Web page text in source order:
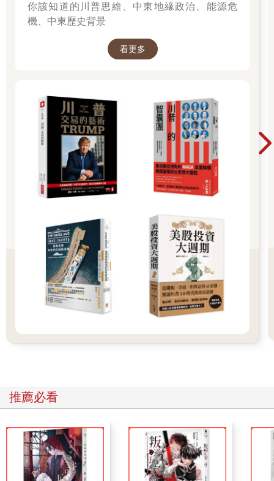
你該知道的川普思維、中東地緣政治、能源危
機、中東歷史背景
看更多
推薦必看